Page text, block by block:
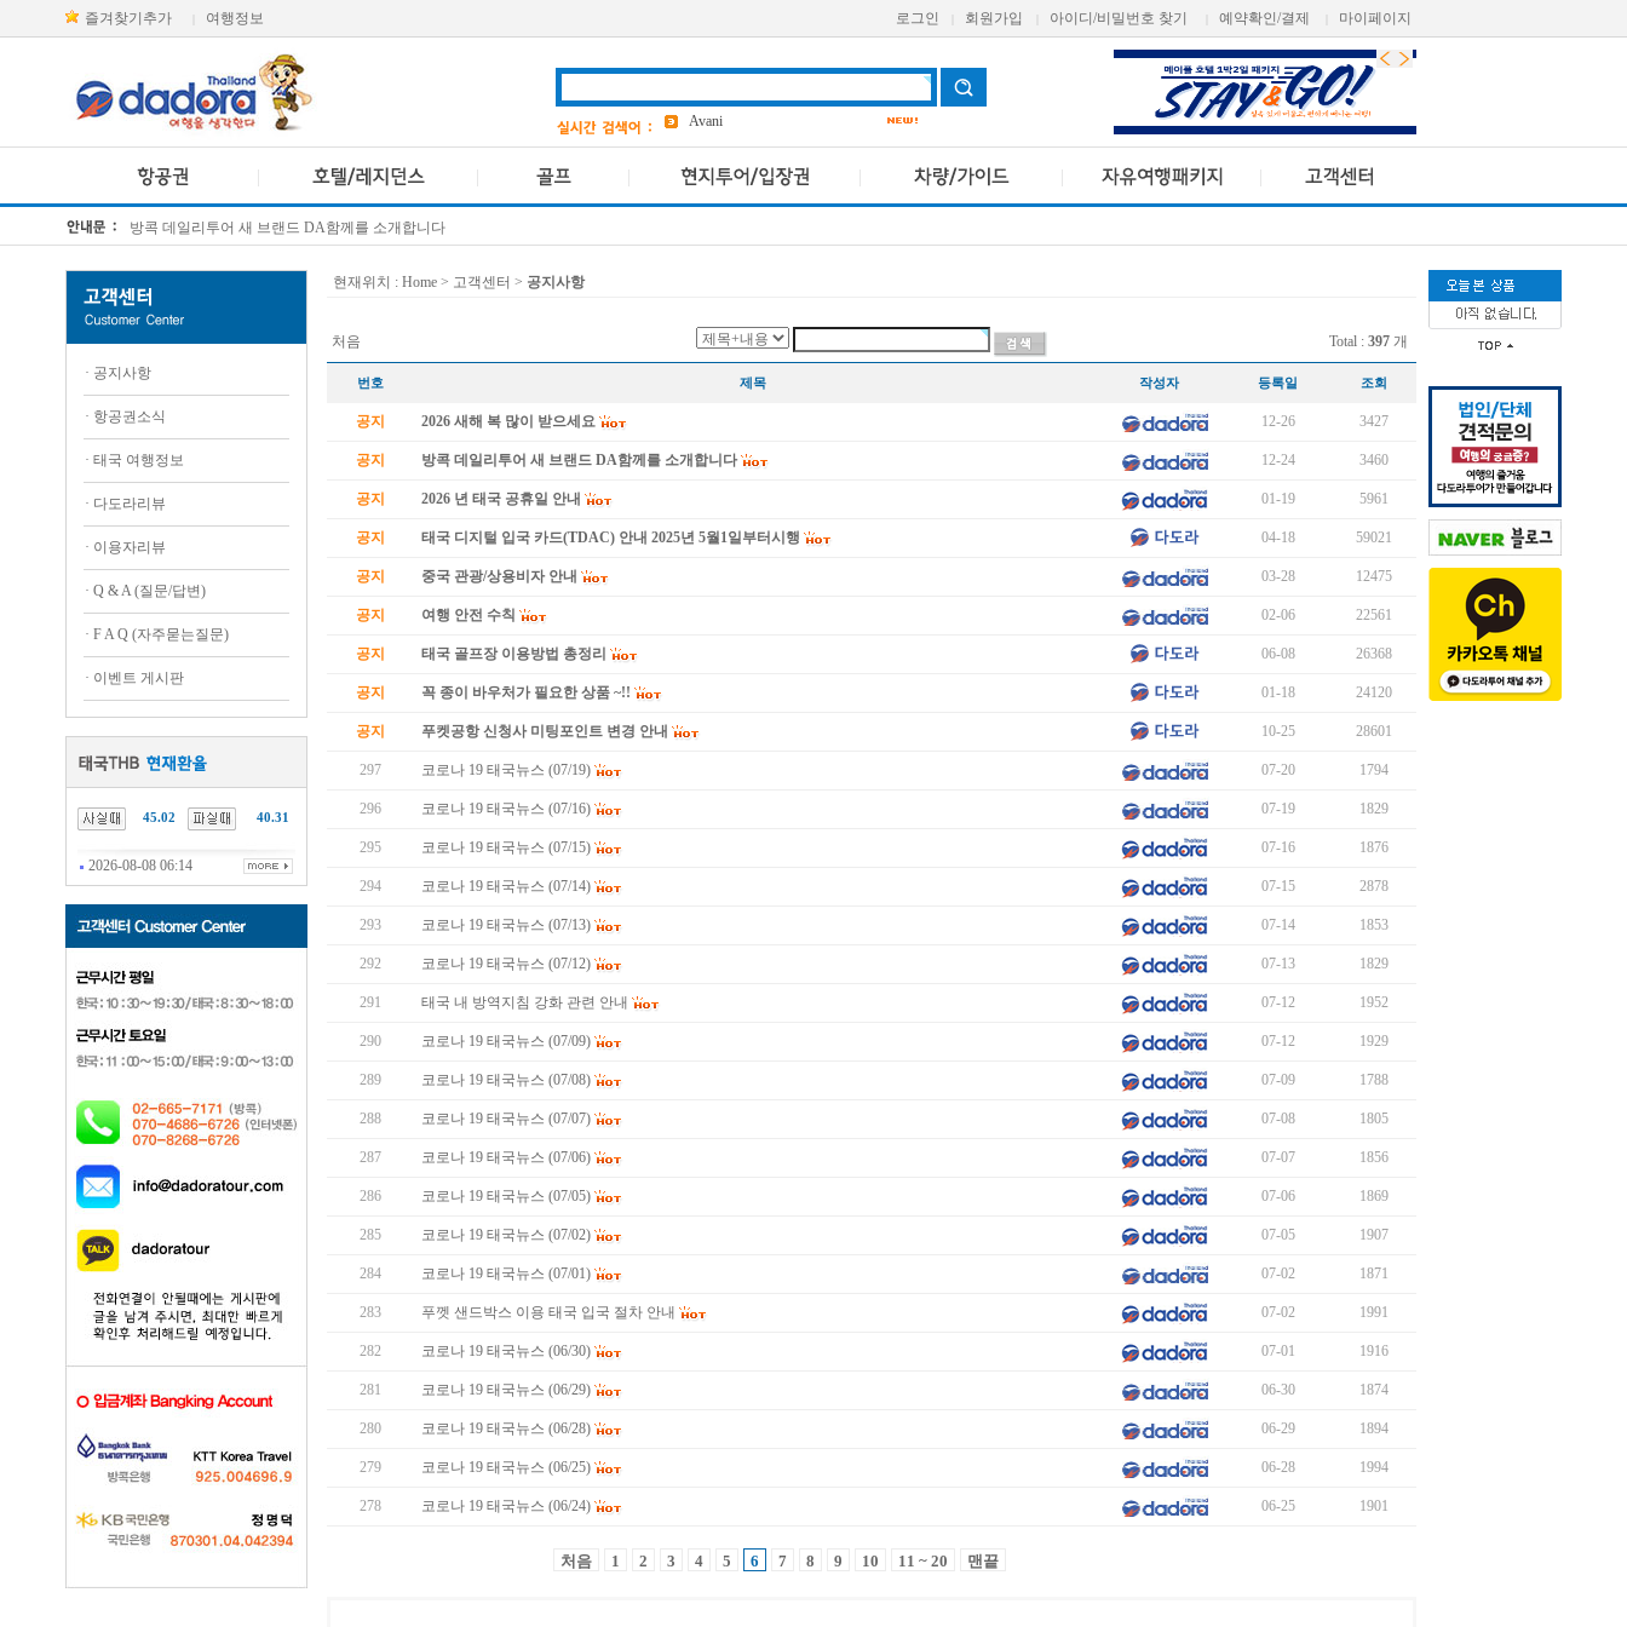
즐겨찾기추가 여행정보 로그인 회원가입 아이디/비밀번호 찾기 예약확인/결제
마이페이지
aetas
bangkok
7
Avani
a one
ASQ
pcr 4
방콕 데일리투어 새 브랜드 DA함께를 소개합니다
· 공지사항
· 항공권소식
· 태국 여행정보
· 다도라리뷰
· 이용자리뷰
· Q & A (질문/답변)
· F A Q (자주묻는질문)
· 이벤트 게시판
45.02 40.31
2026-08-08 06:14
현재위치 : Home > 고객센터 > 공지사항
처음 Total : 397 개
번호 제목 작성자 등록일 조회
공지 2026 새해 복 많이 받으세요 12-26 3427
공지 방콕 데일리투어 새 브랜드 DA함께를 소개합니다 12-24 3460
공지 2026 년 태국 공휴일 안내 01-19 5961
공지 태국 디지털 입국 카드(TDAC) 안내 2025년 5월1일부터시행 04-18 59021
공지 중국 관광/상용비자 안내 03-28 12475
공지 여행 안전 수칙 02-06 22561
공지 태국 골프장 이용방법 총정리 06-08 26368
공지 꼭 종이 바우처가 필요한 상품 ~!! 01-18 24120
공지 푸켓공항 신청사 미팅포인트 변경 안내 10-25 28601
297 코로나 19 태국뉴스 (07/19) 07-20 1794
296 코로나 19 태국뉴스 (07/16) 07-19 1829
295 코로나 19 태국뉴스 (07/15) 07-16 1876
294 코로나 19 태국뉴스 (07/14) 07-15 2878
293 코로나 19 태국뉴스 (07/13) 07-14 1853
292 코로나 19 태국뉴스 (07/12) 07-13 1829
291 태국 내 방역지침 강화 관련 안내 07-12 1952
290 코로나 19 태국뉴스 (07/09) 07-12 1929
289 코로나 19 태국뉴스 (07/08) 07-09 1788
288 코로나 19 태국뉴스 (07/07) 07-08 1805
287 코로나 19 태국뉴스 (07/06) 07-07 1856
286 코로나 19 태국뉴스 (07/05) 07-06 1869
285 코로나 19 태국뉴스 (07/02) 07-05 1907
284 코로나 19 태국뉴스 (07/01) 07-02 1871
283 푸껫 샌드박스 이용 태국 입국 절차 안내 07-02 1991
282 코로나 19 태국뉴스 (06/30) 07-01 1916
281 코로나 19 태국뉴스 (06/29) 06-30 1874
280 코로나 19 태국뉴스 (06/28) 06-29 1894
279 코로나 19 태국뉴스 (06/25) 06-28 1994
278 코로나 19 태국뉴스 (06/24) 06-25 1901
처음 1 2 3 4 5 6 7 8 9 10 11 ~ 20 맨끝